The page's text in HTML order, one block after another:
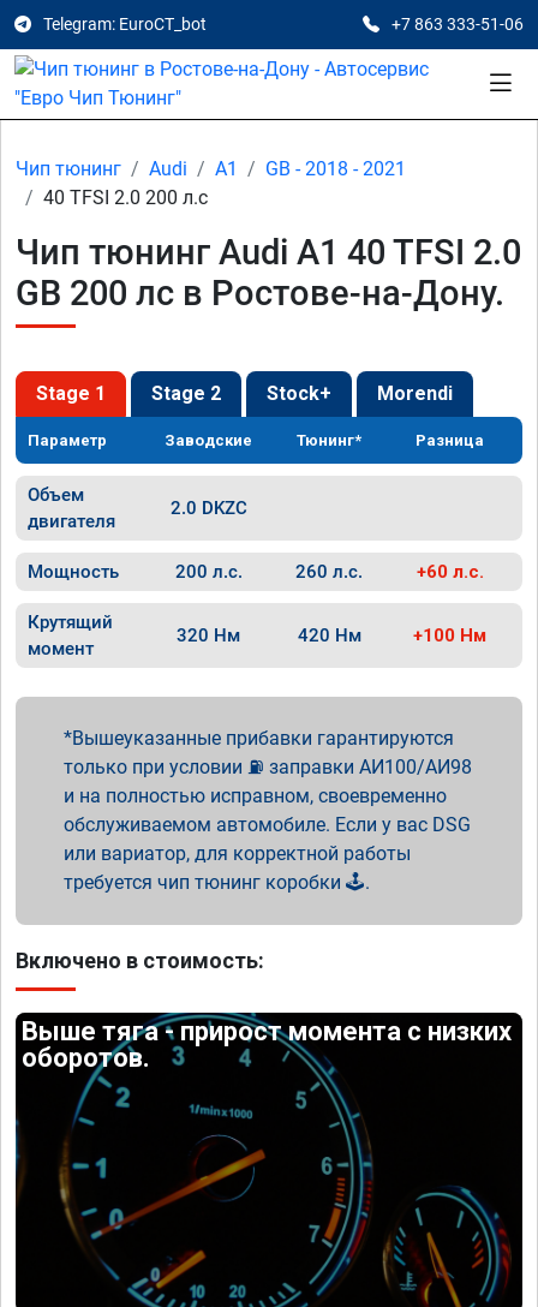
Telegram: EuroCT_bot +7 863 333-51-06
Чип тюнинг Audi A1
GB - 2018 - 2021
40 TFSI 2.0 200 л.с
Чип тюнинг Audi A1 40 TFSI 2.0
GB 200 лс в Ростове-на-Дону.
Stage 1 Stage 2 Stock+ Morendi
Параметр Заводские Тюнинг* Разница
Объем
двигателя
2.0 DKZC
Мощность 200 л.с. 260 л.с. +60 л.с.
Крутящий
момент
320 Нм 420 Нм +100 Нм
Вышеуказанные прибавки гарантируются
только при условии ⛽ заправки АИ100/АИ98
и на полностью исправном, своевременно
обслуживаемом автомобиле. Если у вас DSG
или вариатор, для корректной работы
требуется чип тюнинг коробки 🕹️.
Включено в стоимость:
Выше тяга - прирост момента с низких
оборотов.